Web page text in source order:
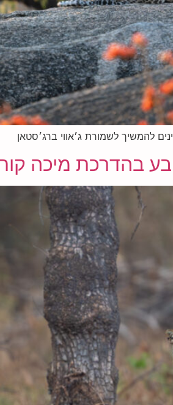
להמשיך לשמורת ג׳אווי ברג׳סטאן
מיכה קורקוס 8.12.26